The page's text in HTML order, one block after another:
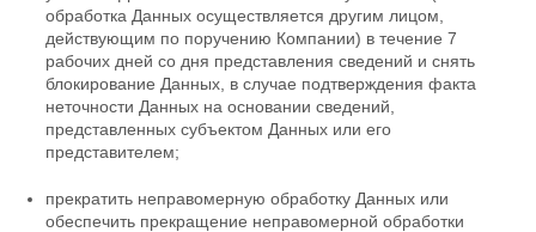
обработка Данных осуществляется другим лицом,
действующим по поручению Компании) в течение 7
рабочих дней со дня представления сведений и снять
блокирование Данных, в случае подтверждения факта
неточности Данных на основании сведений,
представленных субъектом Данных или его
представителем;
прекратить неправомерную обработку Данных или
обеспечить прекращение неправомерной обработки